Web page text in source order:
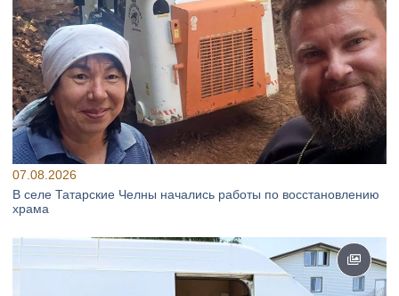
07.08.2026
В селе Татарские Челны начались работы по восстановлению
храма